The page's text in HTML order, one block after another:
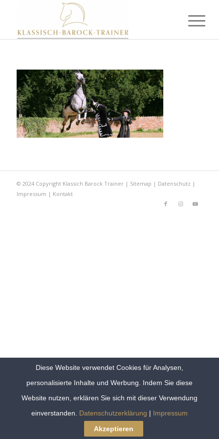
© 2024 Copyright Klassich Barock Trainer | Sitemap | Datenschutz |
Impressum | Kontakt
Diese Website verwendet Cookies für Analysen,
personalisierte Inhalte und Werbung. Indem Sie diese
Website nutzen, erklären Sie sich mit dieser Verwendung
einverstanden. Datenschutzerklärung | Impressum
Akzeptieren